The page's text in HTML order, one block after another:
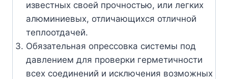
известных своей прочностью, или легких
алюминиевых, отличающихся отличной
теплоотдачей.
Обязательная опрессовка системы под
давлением для проверки герметичности
всех соединений и исключения возможных